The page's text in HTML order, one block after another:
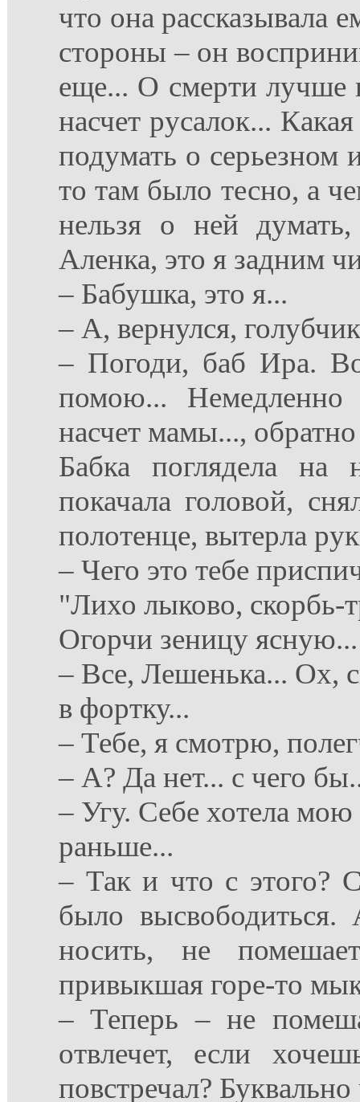
что она рассказывала
стороны – он
еще... О смерти лучше
насчет русалок...
подумать о
то там было тесно, а
нельзя о ней
Аленка, это я задним
– Бабушка, это я...
– А, вернулся,
– Погоди, баб Ира.
помою... Немедленно
насчет мамы...,
Бабка поглядела на
покачала головой,
полотенце, вытерла
– Чего это тебе
"Лихо лыково, скорбь-
Огорчи зеницу
– Все, Лешенька... Ох,
в фортку...
– Тебе, я смотрю,
– А? Да нет... с чего
– Угу. Себе хотела
раньше...
– Так и что с этого?
было
носить, не
привыкшая горе-то
– Теперь – не
отвлечет, если
повстречал?